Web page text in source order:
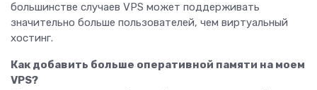
большинстве случаев VPS может поддерживать
значительно больше пользователей, чем виртуальный
хостинг.
Как добавить больше оперативной памяти на моем
VPS?